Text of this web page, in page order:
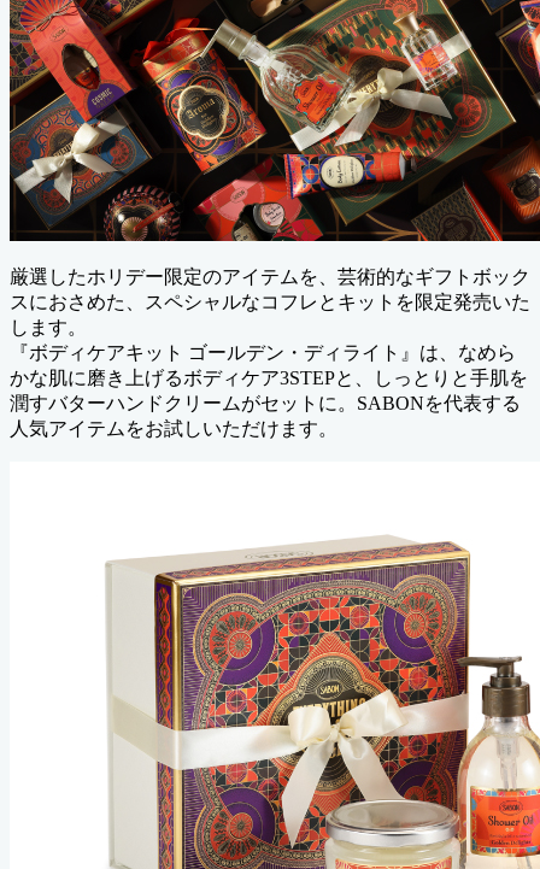
厳選したホリデー限定のアイテムを、芸術的なギフトボック
スにおさめた、スペシャルなコフレとキットを限定発売いた
します。
『ボディケアキット ゴールデン・ディライト』は、なめら
かな肌に磨き上げるボディケア3STEPと、しっとりと手肌を
潤すバターハンドクリームがセットに。SABONを代表する
人気アイテムをお試しいただけます。